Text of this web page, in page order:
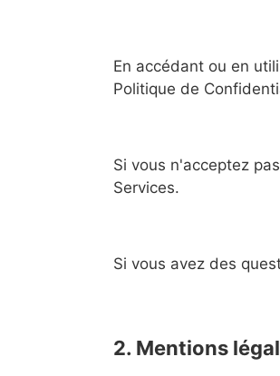
En accédant ou en
Politique de
Si vous n'acceptez
Services.
Si vous avez des
2. Mentions